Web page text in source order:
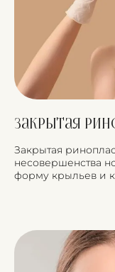
Закрытая
Закрытая
несовершенства
форму крыльев и